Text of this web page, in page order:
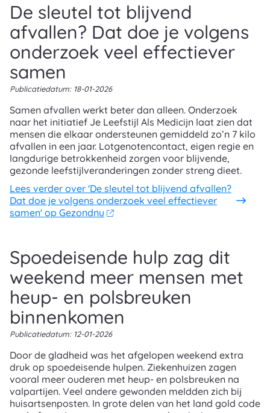
De sleutel tot blijvend
afvallen? Dat doe je volgens
onderzoek veel effectiever
samen
Publicatiedatum: 18-01-2026
Samen afvallen werkt beter dan alleen. Onderzoek
naar het initiatief Je Leefstijl Als Medicijn laat zien dat
mensen die elkaar ondersteunen gemiddeld zo’n 7 kilo
afvallen in een jaar. Lotgenotencontact, eigen regie en
langdurige betrokkenheid zorgen voor blijvende,
gezonde leefstijlveranderingen zonder streng dieet.
Lees verder over 'De sleutel tot blijvend afvallen?
Dat doe je volgens onderzoek veel effectiever
samen' op Gezondnu
Spoedeisende hulp zag dit
weekend meer mensen met
heup- en polsbreuken
binnenkomen
Publicatiedatum: 12-01-2026
Door de gladheid was het afgelopen weekend extra
druk op spoedeisende hulpen. Ziekenhuizen zagen
vooral meer ouderen met heup- en polsbreuken na
valpartijen. Veel andere gewonden meldden zich bij
huisartsenposten. In grote delen van het land gold code